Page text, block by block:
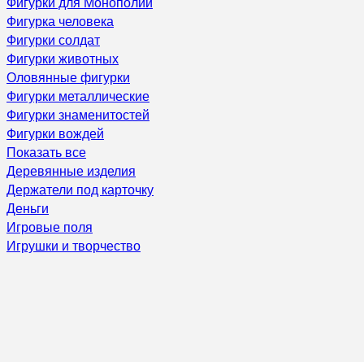
Фигурка человека
Фигурки солдат
Фигурки животных
Оловянные фигурки
Фигурки металлические
Фигурки знаменитостей
Фигурки вождей
Показать все
Деревянные изделия
Держатели под карточку
Деньги
Игровые поля
Игрушки и творчество